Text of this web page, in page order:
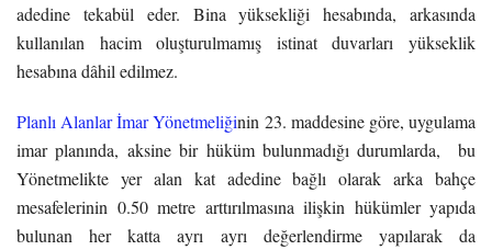
adedine tekabül eder. Bina yüksekliği hesabında, arkasında
kullanılan hacim oluşturulmamış istinat duvarları yükseklik
hesabına dâhil edilmez.
Planlı Alanlar İmar Yönetmeliğinin 23. maddesine göre, uygulama
imar planında, aksine bir hüküm bulunmadığı durumlarda, bu
Yönetmelikte yer alan kat adedine bağlı olarak arka bahçe
mesafelerinin 0.50 metre arttırılmasına ilişkin hükümler yapıda
bulunan her katta ayrı ayrı değerlendirme yapılarak da